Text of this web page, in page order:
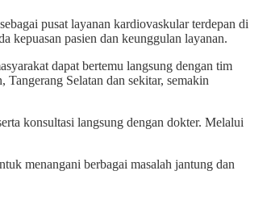
pusat layanan kardiovaskular terdepan di
kepuasan pasien dan keunggulan layanan.
dapat bertemu langsung dengan tim
Selatan dan sekitar, semakin
konsultasi langsung dengan dokter. Melalui
menangani berbagai masalah jantung dan